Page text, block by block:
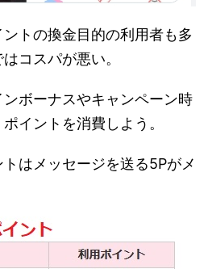
トの換金目的の利用者も多
コスパが悪い。
ボーナスやキャンペーン時
イントを消費しよう。
はメッセージを送る5Pがメ